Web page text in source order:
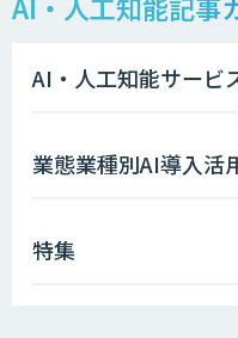
AI・人工知能サービ
業態業種別AI導入活
特集